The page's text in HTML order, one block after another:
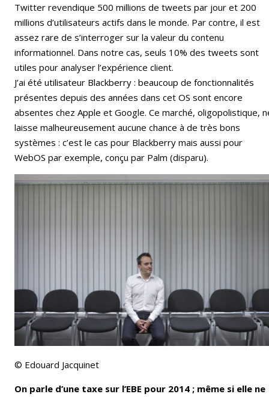
Twitter revendique 500 millions de tweets par jour et 200
millions d’utilisateurs actifs dans le monde. Par contre, il est
assez rare de s’interroger sur la valeur du contenu
informationnel. Dans notre cas, seuls 10% des tweets sont
utiles pour analyser l’expérience client.
J’ai été utilisateur Blackberry : beaucoup de fonctionnalités
présentes depuis des années dans cet OS sont encore
absentes chez Apple et Google. Ce marché, oligopolistique,
laisse malheureusement aucune chance à de très bons
systèmes : c’est le cas pour Blackberry mais aussi pour
WebOS par exemple, conçu par Palm (disparu).
© Edouard Jacquinet
On parle d’une taxe sur l’EBE pour 2014 ; même si elle ne